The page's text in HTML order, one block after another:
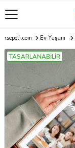
Ev Yaşam
TASARLANABİLİR